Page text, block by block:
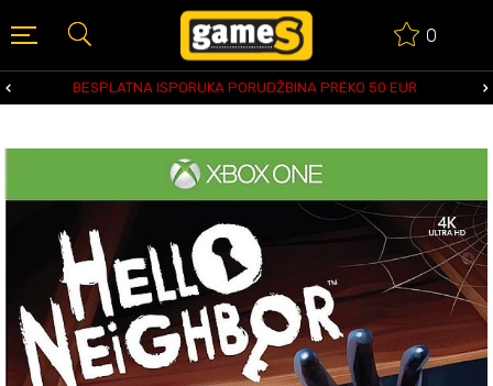
0
BESPLATNA ISPORUKA PORUDŽBINA PREKO 50 EUR